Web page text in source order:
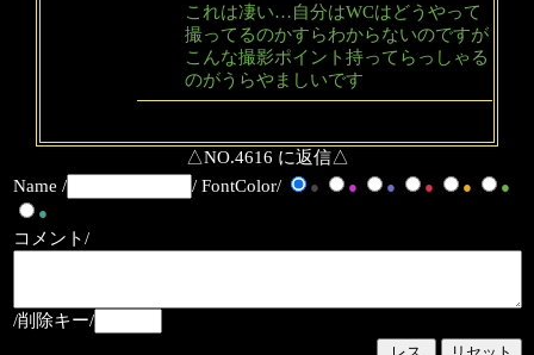
これは凄い…自分はWCはどうやって
撮ってるのかすらわからないのですが
こんな撮影ポイント持ってらっしゃる
のがうらやましいです
△NO.4616 に返信△
Name /
/ FontColor/ ● ● ● ● ●
●
●
コメント/
/削除キー/